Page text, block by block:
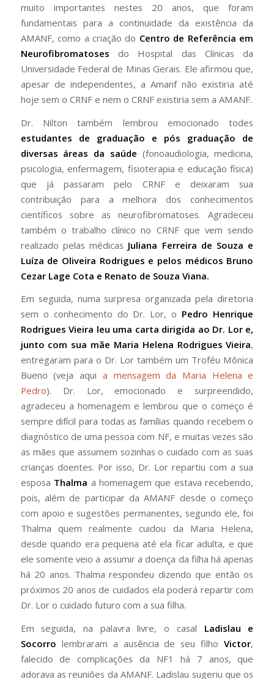
muito importantes nestes 20 anos, que foram
fundamentais para a continuidade da existência da
AMANF, como a criação do Centro de Referência em
Neurofibromatoses do Hospital das Clínicas da
Universidade Federal de Minas Gerais. Ele afirmou que,
apesar de independentes, a Amanf não existiria até
hoje sem o CRNF e nem o CRNF existiria sem a AMANF.
Dr. Nilton também lembrou emocionado todes
estudantes de graduação e pós graduação de
diversas áreas da saúde (fonoaudiologia, medicina,
psicologia, enfermagem, fisioterapia e educação física)
que já passaram pelo CRNF e deixaram sua
contribuição para a melhora dos conhecimentos
científicos sobre as neurofibromatoses. Agradeceu
também o trabalho clínico no CRNF que vem sendo
realizado pelas médicas Juliana Ferreira de Souza e
Luíza de Oliveira Rodrigues e pelos médicos Bruno
Cezar Lage Cota e Renato de Souza Viana.
Em seguida, numa surpresa organizada pela diretoria
sem o conhecimento do Dr. Lor, o Pedro Henrique
Rodrigues Vieira leu uma carta dirigida ao Dr. Lor e,
junto com sua mãe Maria Helena Rodrigues Vieira,
entregaram para o Dr. Lor também um Troféu Mônica
Bueno (veja aqui a mensagem da Maria Helena e
Pedro). Dr. Lor, emocionado e surpreendido,
agradeceu a homenagem e lembrou que o começo é
sempre difícil para todas as famílias quando recebem o
diagnóstico de uma pessoa com NF, e muitas vezes são
as mães que assumem sozinhas o cuidado com as suas
crianças doentes. Por isso, Dr. Lor repartiu com a sua
esposa Thalma a homenagem que estava recebendo,
pois, além de participar da AMANF desde o começo
com apoio e sugestões permanentes, segundo ele, foi
Thalma quem realmente cuidou da Maria Helena,
desde quando era pequena até ela ficar adulta, e que
ele somente veio a assumir a doença da filha há apenas
há 20 anos. Thalma respondeu dizendo que então os
próximos 20 anos de cuidados ela poderá repartir com
Dr. Lor o cuidado futuro com a sua filha.
Em seguida, na palavra livre, o casal Ladislau e
Socorro lembraram a ausência de seu filhoVictor,
falecido de complicações da NF1 há 7 anos, que
adorava as reuniões da AMANF. Ladislau sugeriu que os